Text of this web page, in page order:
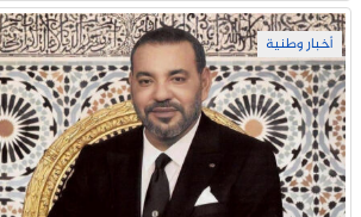
أخبار وطنية